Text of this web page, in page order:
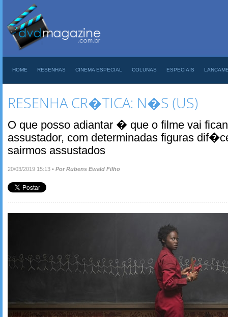
HOME RESENHAS CINEMA ESPECIAL COLUNAS ESPECIAIS
RESENHA CR�TICA: N�S (US)
O que posso adiantar � que o filme vai
assustador, com determinadas figuras
sairmos assustados
20/03/2019 15:13 • Por Rubens Ewald Filho